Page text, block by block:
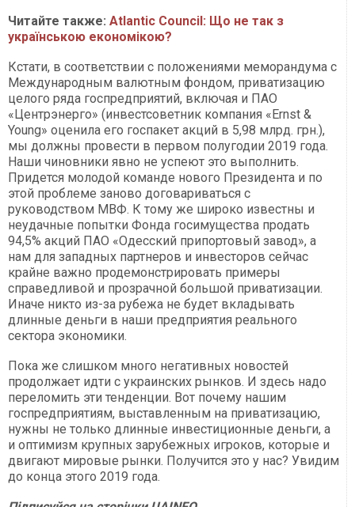
Читайте также: Atlantic Council: Що не так з
українською економікою?
Кстати, в соответствии с положениями меморандума с
Международным валютным фондом, приватизацию
целого ряда госпредприятий, включая и ПАО
«Центрэнерго» (инвестсоветник компания «Ernst &
Young» оценила его госпакет акций в 5,98 млрд. грн.),
мы должны провести в первом полугодии 2019 года.
Наши чиновники явно не успеют это выполнить.
Придется молодой команде нового Президента и по
этой проблеме заново договариваться с
руководством МВФ. К тому же широко известны и
неудачные попытки Фонда госимущества продать
94,5% акций ПАО «Одесский припортовый завод», а
нам для западных партнеров и инвесторов сейчас
крайне важно продемонстрировать примеры
справедливой и прозрачной большой приватизации.
Иначе никто из-за рубежа не будет вкладывать
длинные деньги в наши предприятия реального
сектора экономики.
Пока же слишком много негативных новостей
продолжает идти с украинских рынков. И здесь надо
переломить эти тенденции. Вот почему нашим
госпредприятиям, выставленным на приватизацию,
нужны не только длинные инвестиционные деньги, а
и оптимизм крупных зарубежных игроков, которые и
двигают мировые рынки. Получится это у нас? Увидим
до конца этого 2019 года.